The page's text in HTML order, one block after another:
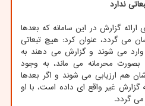
ندارد
ارائه گزارش در این سامانه که بعدها
می گردد، عنوان کرد: هیچ تبعاتی
وارد می شوند و گزارش می دهند به
بصورت محرمانه می ماند، به وجود
هم ارزیابی می شوند و اگر بعدها
غیر واقع ای داده است، با او
گردد.